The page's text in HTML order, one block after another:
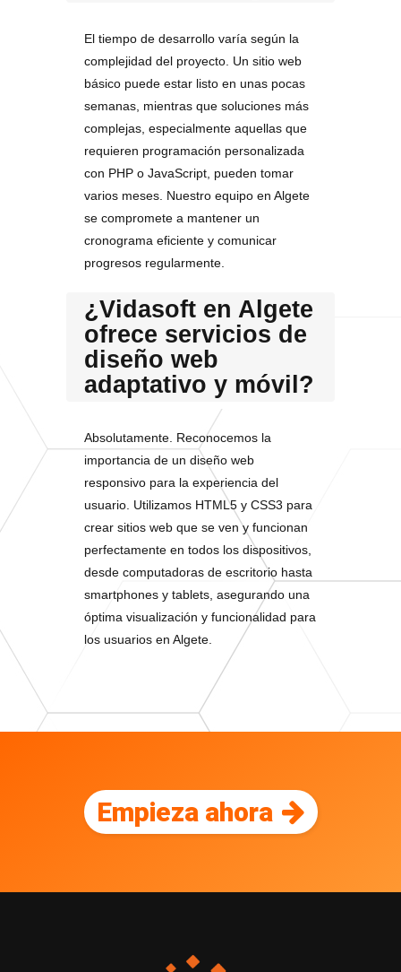
El tiempo de desarrollo varía según la
complejidad del proyecto. Un sitio web
básico puede estar listo en unas pocas
semanas, mientras que soluciones más
complejas, especialmente aquellas que
requieren programación personalizada
con PHP o JavaScript, pueden tomar
varios meses. Nuestro equipo en Algete
se compromete a mantener un
cronograma eficiente y comunicar
progresos regularmente.
¿Vidasoft en Algete
ofrece servicios de
diseño web
adaptativo y móvil?
Absolutamente. Reconocemos la
importancia de un diseño web
responsivo para la experiencia del
usuario. Utilizamos HTML5 y CSS3 para
crear sitios web que se ven y funcionan
perfectamente en todos los dispositivos,
desde computadoras de escritorio hasta
smartphones y tablets, asegurando una
óptima visualización y funcionalidad para
los usuarios en Algete.
Empieza ahora